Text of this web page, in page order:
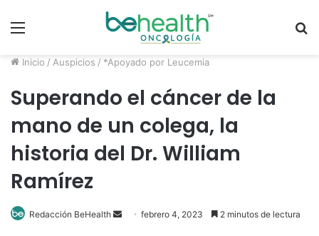
Menú
Inicio / Auspicios / *Apoyado por Leucemia
Superando el cáncer de la
mano de un colega, la
historia del Dr. William
Ramírez
Redacción BeHealth
Sendfebrero 4, 2023 2 minutos de lectura